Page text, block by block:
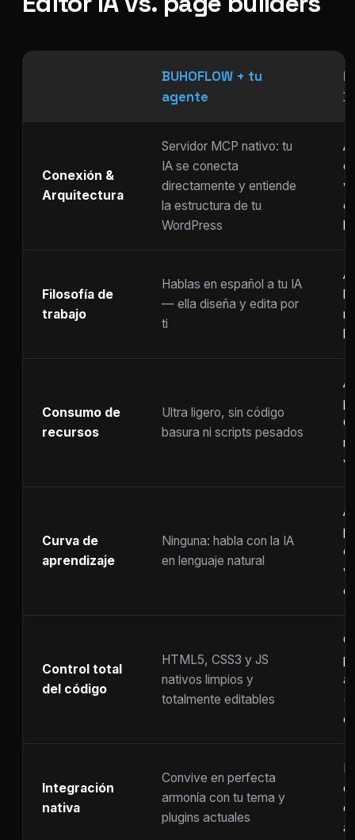
BUHOFLOW + tu
agente
Conexión &
Arquitectura
Servidor MCP nativo: tu
IA se conecta
directamente y entiende
la estructura de tu
WordPress
Filosofía de
trabajo
Hablas en español a tu IA
— ella diseña y edita por
ti
Consumo de
recursos
Ultra ligero, sin código
basura ni scripts pesados
Curva de
aprendizaje
Ninguna: habla con la IA
en lenguaje natural
Control total
del código
HTML5, CSS3 y JS
nativos limpios y
totalmente editables
Integración
nativa
Convive en perfecta
armonía con tu tema y
plugins actuales